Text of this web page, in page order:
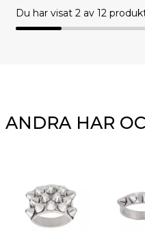
Du har visat 2av 12
ANDRA HAR